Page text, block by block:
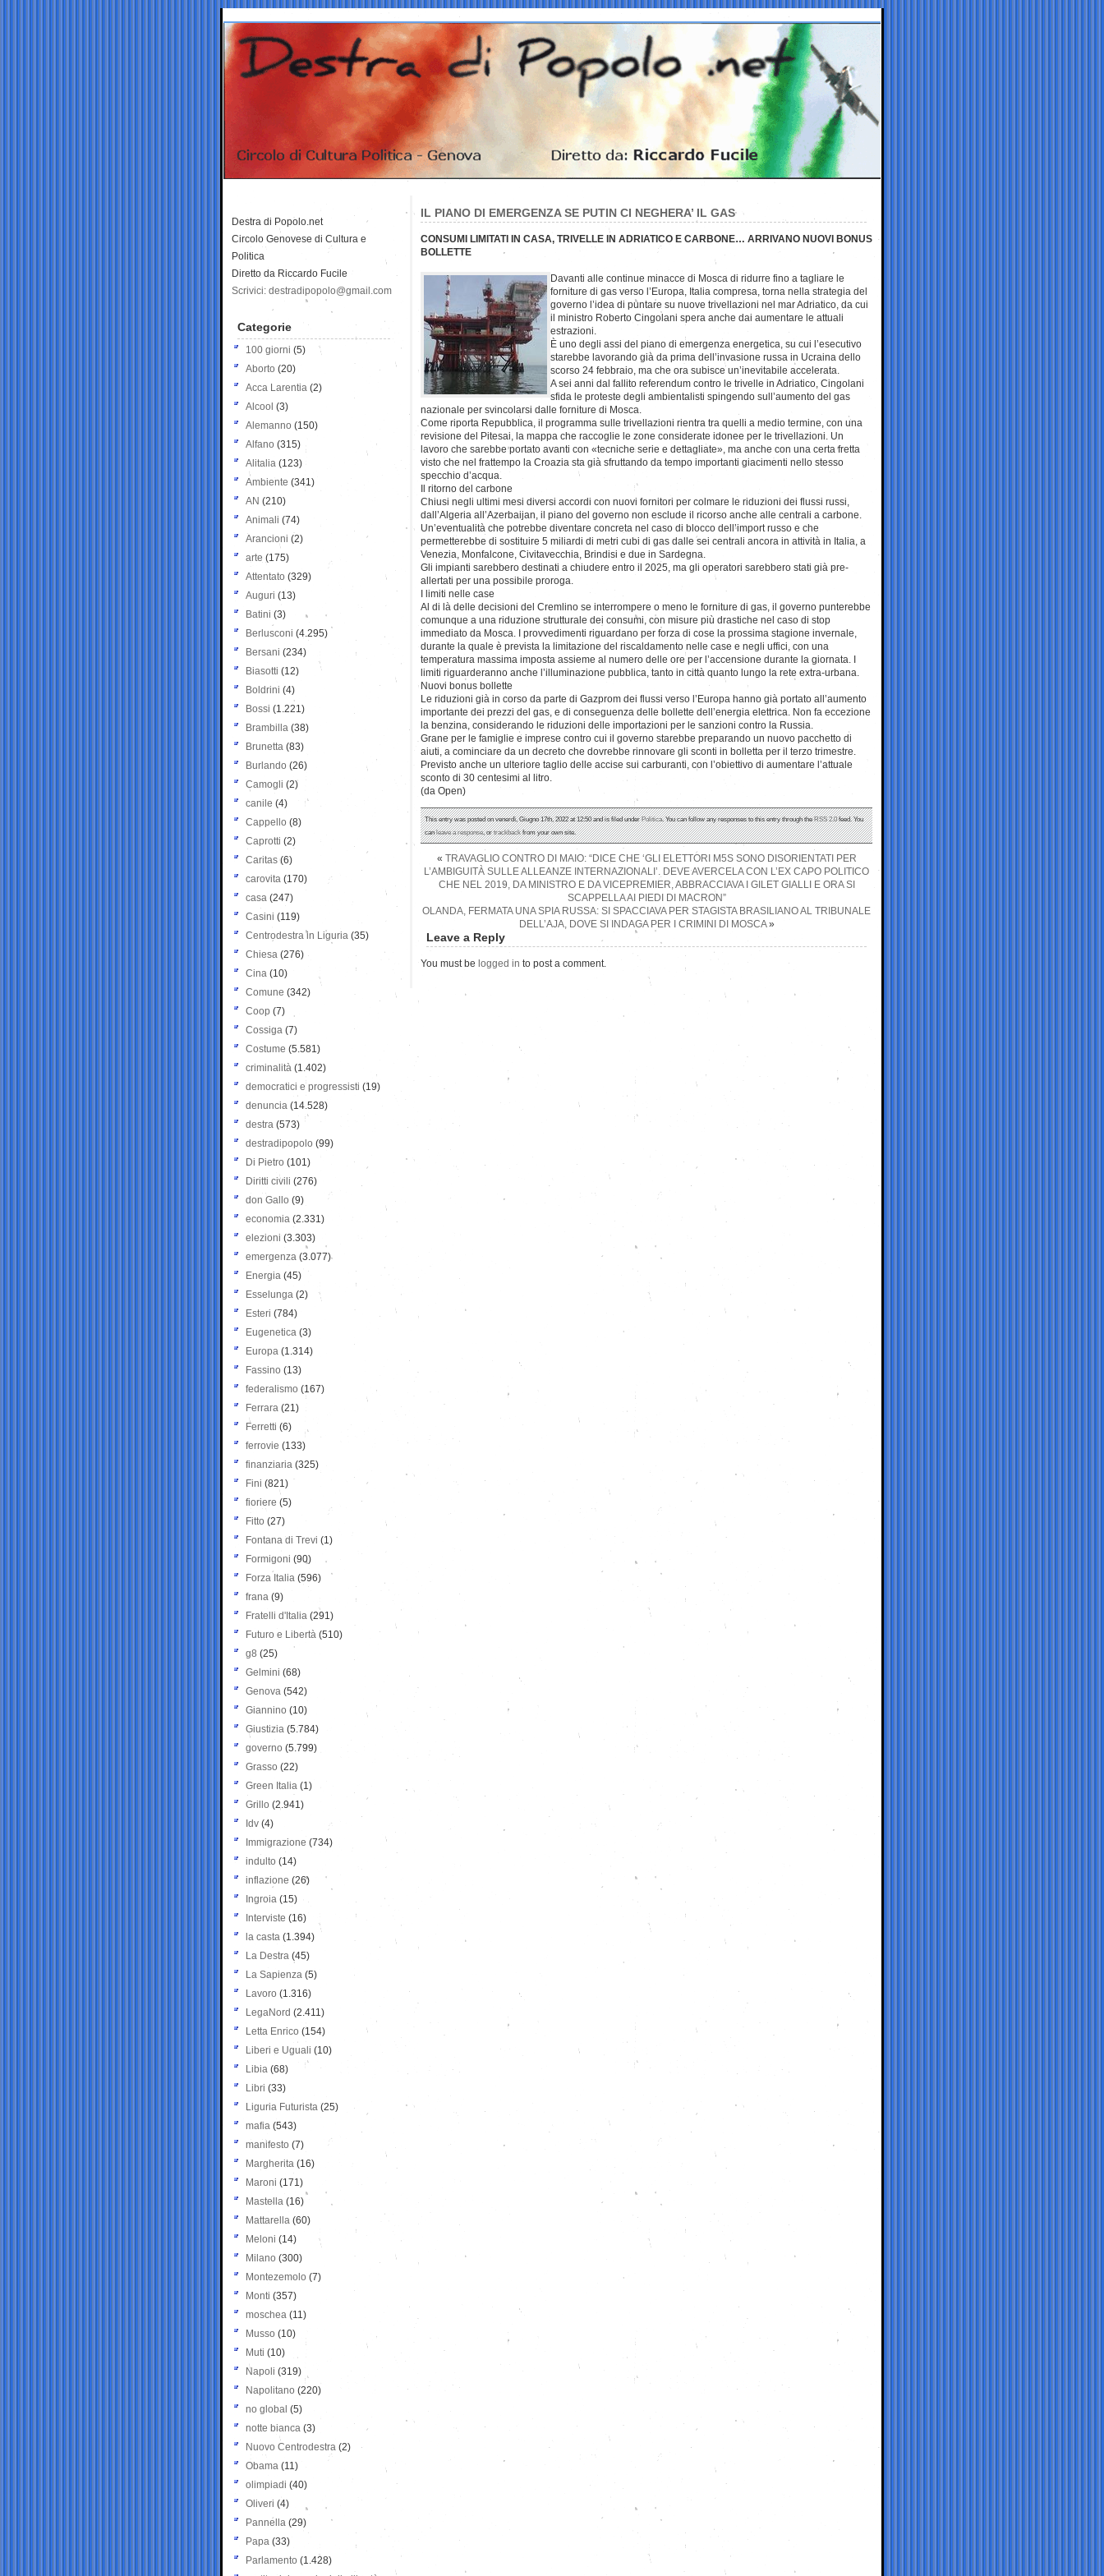
IL PIANO DI EMERGENZA SE PUTIN CI NEGHERA’ IL GAS
CONSUMI LIMITATI IN CASA, TRIVELLE IN ADRIATICO E CARBONE… ARRIVANO NUOVI BONUS
BOLLETTE
Davanti alle continue minacce di Mosca di ridurre fino a tagliare le
forniture di gas verso l’Europa, Italia compresa, torna nella strategia del
governo l’idea di puntare su nuove trivellazioni nel mar Adriatico, da cui
il ministro Roberto Cingolani spera anche dai aumentare le attuali
estrazioni.
È uno degli assi del piano di emergenza energetica, su cui l’esecutivo
starebbe lavorando già da prima dell’invasione russa in Ucraina dello
scorso 24 febbraio, ma che ora subisce un’inevitabile accelerata.
A sei anni dal fallito referendum contro le trivelle in Adriatico, Cingolani
sfida le proteste degli ambientalisti spingendo sull’aumento del gas
nazionale per svincolarsi dalle forniture di Mosca.
Come riporta Repubblica, il programma sulle trivellazioni rientra tra quelli a medio termine, con una
revisione del Pitesai, la mappa che raccoglie le zone considerate idonee per le trivellazioni. Un
lavoro che sarebbe portato avanti con «tecniche serie e dettagliate», ma anche con una certa fretta
visto che nel frattempo la Croazia sta già sfruttando da tempo importanti giacimenti nello stesso
specchio d’acqua.
Il ritorno del carbone
Chiusi negli ultimi mesi diversi accordi con nuovi fornitori per colmare le riduzioni dei flussi russi,
dall’Algeria all’Azerbaijan, il piano del governo non esclude il ricorso anche alle centrali a carbone.
Un’eventualità che potrebbe diventare concreta nel caso di blocco dell’import russo e che
permetterebbe di sostituire 5 miliardi di metri cubi di gas dalle sei centrali ancora in attività in Italia, a
Venezia, Monfalcone, Civitavecchia, Brindisi e due in Sardegna.
Gli impianti sarebbero destinati a chiudere entro il 2025, ma gli operatori sarebbero stati già pre-
allertati per una possibile proroga.
I limiti nelle case
Al di là delle decisioni del Cremlino se interrompere o meno le forniture di gas, il governo punterebbe
comunque a una riduzione strutturale dei consumi, con misure più drastiche nel caso di stop
immediato da Mosca. I provvedimenti riguardano per forza di cose la prossima stagione invernale,
durante la quale è prevista la limitazione del riscaldamento nelle case e negli uffici, con una
temperatura massima imposta assieme al numero delle ore per l’accensione durante la giornata. I
limiti riguarderanno anche l’illuminazione pubblica, tanto in città quanto lungo la rete extra-urbana.
Nuovi bonus bollette
Le riduzioni già in corso da parte di Gazprom dei flussi verso l’Europa hanno già portato all’aumento
importante dei prezzi del gas, e di conseguenza delle bollette dell’energia elettrica. Non fa eccezione
la benzina, considerando le riduzioni delle importazioni per le sanzioni contro la Russia.
Grane per le famiglie e imprese contro cui il governo starebbe preparando un nuovo pacchetto di
aiuti, a cominciare da un decreto che dovrebbe rinnovare gli sconti in bolletta per il terzo trimestre.
Previsto anche un ulteriore taglio delle accise sui carburanti, con l’obiettivo di aumentare l’attuale
sconto di 30 centesimi al litro.
(da Open)
This entry was posted on venerdì, Giugno 17th, 2022 at 12:50 and is filed underPolitica. You can follow any responses to this entry through theRSS 2.0feed. You
canleave a response, ortrackbackfrom your own site.
« TRAVAGLIO CONTRO DI MAIO: “DICE CHE ‘GLI ELETTORI M5S SONO DISORIENTATI PER
L’AMBIGUITÀ SULLE ALLEANZE INTERNAZIONALI’. DEVE AVERCELA CON L’EX CAPO POLITICO
CHE NEL 2019, DA MINISTRO E DA VICEPREMIER, ABBRACCIAVA I GILET GIALLI E ORA SI
SCAPPELLA AI PIEDI DI MACRON”
OLANDA, FERMATA UNA SPIA RUSSA: SI SPACCIAVA PER STAGISTA BRASILIANO AL TRIBUNALE
DELL’AJA, DOVE SI INDAGA PER I CRIMINI DI MOSCA»
Leave a Reply
You must be logged in to post a comment.
Destra di Popolo.net
Circolo Genovese di Cultura e
Politica
Diretto da Riccardo Fucile
Scrivici: destradipopolo@gmail.com
Categorie
100 giorni (5)
Aborto (20)
Acca Larentia (2)
Alcool (3)
Alemanno (150)
Alfano (315)
Alitalia (123)
Ambiente (341)
AN (210)
Animali (74)
Arancioni (2)
arte (175)
Attentato (329)
Auguri (13)
Batini (3)
Berlusconi (4.295)
Bersani (234)
Biasotti (12)
Boldrini (4)
Bossi (1.221)
Brambilla (38)
Brunetta (83)
Burlando (26)
Camogli (2)
canile (4)
Cappello (8)
Caprotti (2)
Caritas (6)
carovita (170)
casa (247)
Casini (119)
Centrodestra in Liguria (35)
Chiesa (276)
Cina (10)
Comune (342)
Coop (7)
Cossiga (7)
Costume (5.581)
criminalità (1.402)
democratici e progressisti (19)
denuncia (14.528)
destra (573)
destradipopolo (99)
Di Pietro (101)
Diritti civili (276)
don Gallo (9)
economia (2.331)
elezioni (3.303)
emergenza (3.077)
Energia (45)
Esselunga (2)
Esteri (784)
Eugenetica (3)
Europa (1.314)
Fassino (13)
federalismo (167)
Ferrara (21)
Ferretti (6)
ferrovie (133)
finanziaria (325)
Fini (821)
fioriere (5)
Fitto (27)
Fontana di Trevi (1)
Formigoni (90)
Forza Italia (596)
frana (9)
Fratelli d'Italia (291)
Futuro e Libertà (510)
g8 (25)
Gelmini (68)
Genova (542)
Giannino (10)
Giustizia (5.784)
governo (5.799)
Grasso (22)
Green Italia (1)
Grillo (2.941)
Idv (4)
Immigrazione (734)
indulto (14)
inflazione (26)
Ingroia (15)
Interviste (16)
la casta (1.394)
La Destra (45)
La Sapienza (5)
Lavoro (1.316)
LegaNord (2.411)
Letta Enrico (154)
Liberi e Uguali (10)
Libia (68)
Libri (33)
Liguria Futurista (25)
mafia (543)
manifesto (7)
Margherita (16)
Maroni (171)
Mastella (16)
Mattarella (60)
Meloni (14)
Milano (300)
Montezemolo (7)
Monti (357)
moschea (11)
Musso (10)
Muti (10)
Napoli (319)
Napolitano (220)
no global (5)
notte bianca (3)
Nuovo Centrodestra (2)
Obama (11)
olimpiadi (40)
Oliveri (4)
Pannella (29)
Papa (33)
Parlamento (1.428)